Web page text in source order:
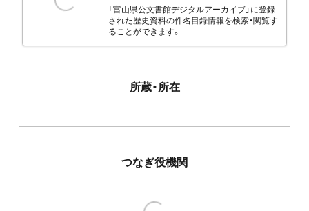
「富山県公文書館デジタルアーカイブ」に登録
された歴史資料の件名目録情報を検索・閲覧す
ることができます。
所蔵・所在
つなぎ役機関